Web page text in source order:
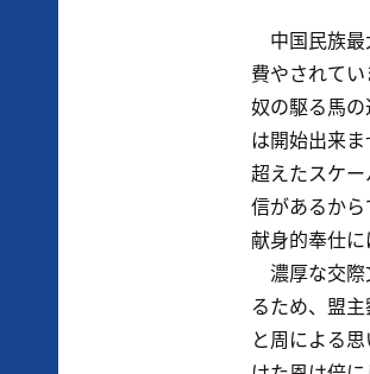
中国民族最
費やされて
奴の駆る馬
は開始出来
超えたスケ
信があるか
献身的奉仕に
濃厚な交際
るため、盟
と周による